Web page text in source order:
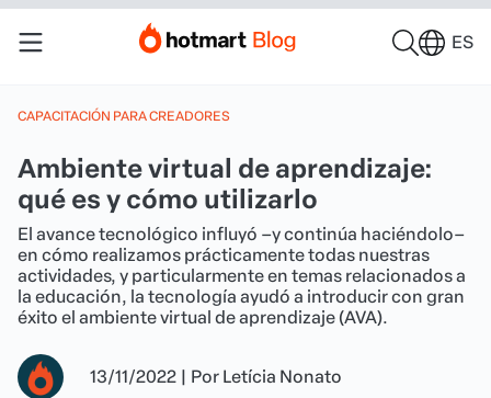
ES
CAPACITACIÓN PARA CREADORES
Ambiente virtual de aprendizaje:
qué es y cómo utilizarlo
El avance tecnológico influyó –y continúa haciéndolo–
en cómo realizamos prácticamente todas nuestras
actividades, y particularmente en temas relacionados a
la educación, la tecnología ayudó a introducir con gran
éxito el ambiente virtual de aprendizaje (AVA).
13/11/2022 | Por Letícia Nonato